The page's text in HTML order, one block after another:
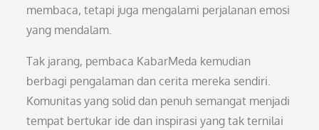
membaca, tetapi juga mengalami perjalanan emosi
yang mendalam.
Tak jarang, pembaca KabarMeda kemudian
berbagi pengalaman dan cerita mereka sendiri.
Komunitas yang solid dan penuh semangat menjadi
tempat bertukar ide dan inspirasi yang tak ternilai